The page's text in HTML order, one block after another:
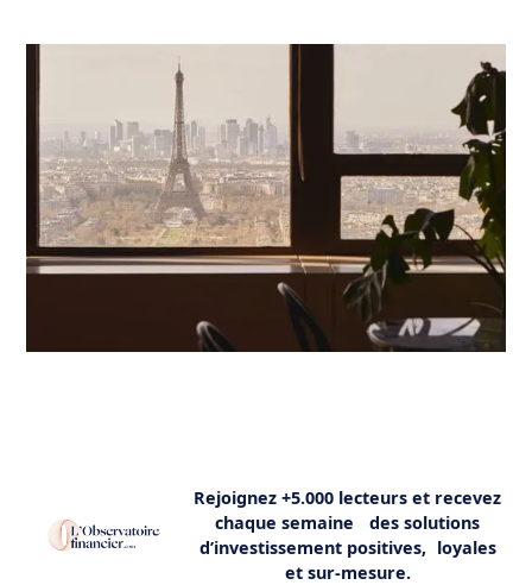
Rejoignez +5.000 lecteurs et recevez
chaque semaine des solutions
d’investissement positives, loyales
et sur-mesure.